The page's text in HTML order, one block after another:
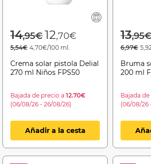
Price reduced from
14,95€to
12,70€
5,54€ 4,70€/100 ml.
Crema solar pistola Delial
270 ml Niños FPS50
Bajada de precio a 12.70€
(06/08/26 - 26/08/26)
Añadir a la cesta
13
6,97€
Bruma
200 ml
Bajada
(06/08/26